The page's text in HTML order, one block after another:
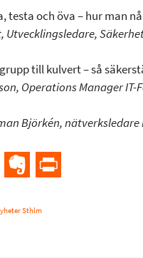
testa och öva – hur man
Utvecklingsledare,
till kulvert – så
Operations Manager
Björkén,
LinkedInEvernote
Sthlm